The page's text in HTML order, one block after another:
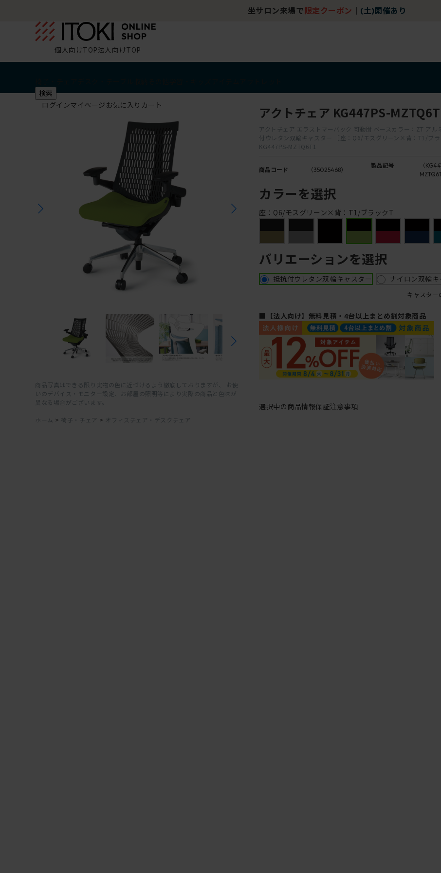
坐サロン来場で 限定クーポン (土)開催あり
個人向けTOP法人向けTOP
検索
ログインマイページ お気に入り カート
商品写真はできる限り実物の色に近づけるよう徹底しておりますが、 お使
いのデバイス・モニター設定、お部屋の照明等により実際の商品と色味が
異なる場合がございます。
ホーム > 椅子・チェア > オフィスチェア・デスクチェア
アクトチェア KG447PS-
アクトチェア エラストマーバック 可動肘 ベースカラー：ZT アル
付ウレタン双輪キャスター ［座：Q6/モスグリーン×背：T1/ブラ
KG447PS-MZTQ6T1
商品コード （35025468）
製品記号
（
カラーを選択
座：Q6/モスグリーン×背：T1/ブラックT
バリエーションを選択
抵抗付ウレタン双輪キャスター ナイロン双輪キ
キャスタ
■【法人向け】無料見積・4台以上まとめ割対象商品
選択中の商品情報保証注意事項